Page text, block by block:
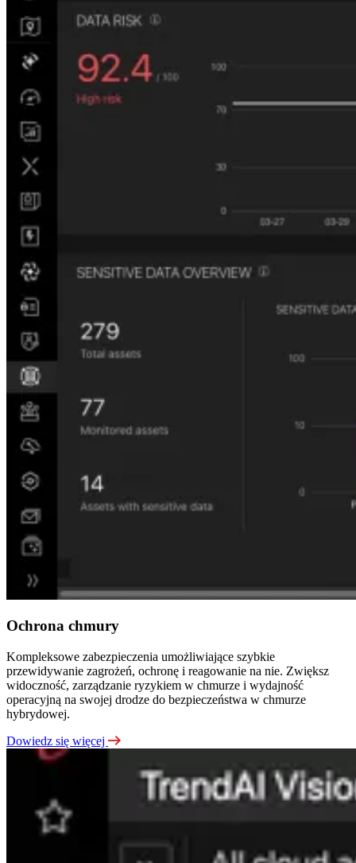
Ochrona chmury
Kompleksowe zabezpieczenia umożliwiające szybkie
przewidywanie zagrożeń, ochronę i reagowanie na nie. Zwiększ
widoczność, zarządzanie ryzykiem w chmurze i wydajność
operacyjną na swojej drodze do bezpieczeństwa w chmurze
hybrydowej.
Dowiedz się więcej